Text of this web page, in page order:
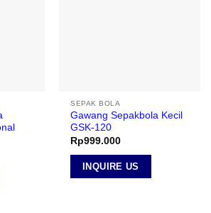
SEPAK BOLA
Gawang Sepakbola Kecil
GSK-120
Rp999.000
INQUIRE US